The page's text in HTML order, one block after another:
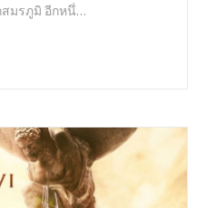
สมรภูมิ อีกหนึ่…